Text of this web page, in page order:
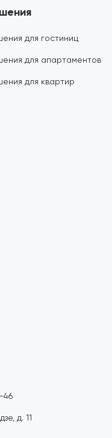
для гостиниц
для апартаментов
для квартир
46
д. 11